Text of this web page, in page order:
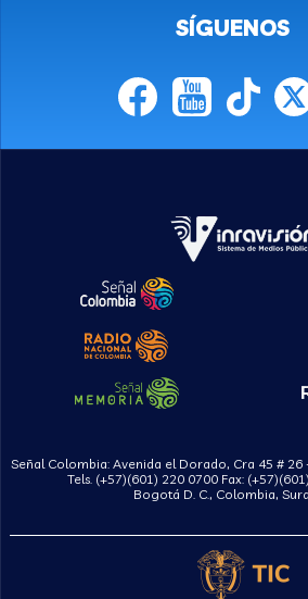
SÍGUENOS
Señal Colombia: Avenida el Dorado, Cra 45 # 26
Tels. (+57)(601) 220 0700 Fax:
Bogotá D. C., Colombia,